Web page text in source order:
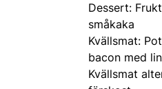
Dessert:
småkaka
Kvällsmat:
bacon med
Kvällsmat